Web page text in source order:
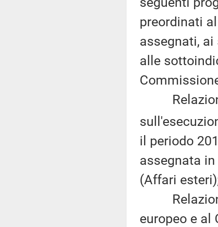
preordinati
assegnati,
alle
Relazione
il periodo
assegnata
(Affari
Relazione
europeo e al